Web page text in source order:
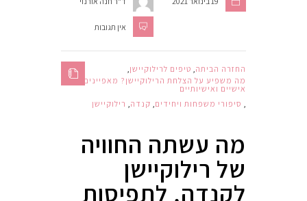
אין תגובות
החזרה הביתה טיפים לרילוקיישן
מה משפיע על הצלחת הרילוקיישן? מאפיינים
אישיים ואישיותיים
סיפורי משפחות ויחידים קנדה רילוקיישן
מה עשתה החוויה
של רילוקיישן
לקנדה, לתפיסות